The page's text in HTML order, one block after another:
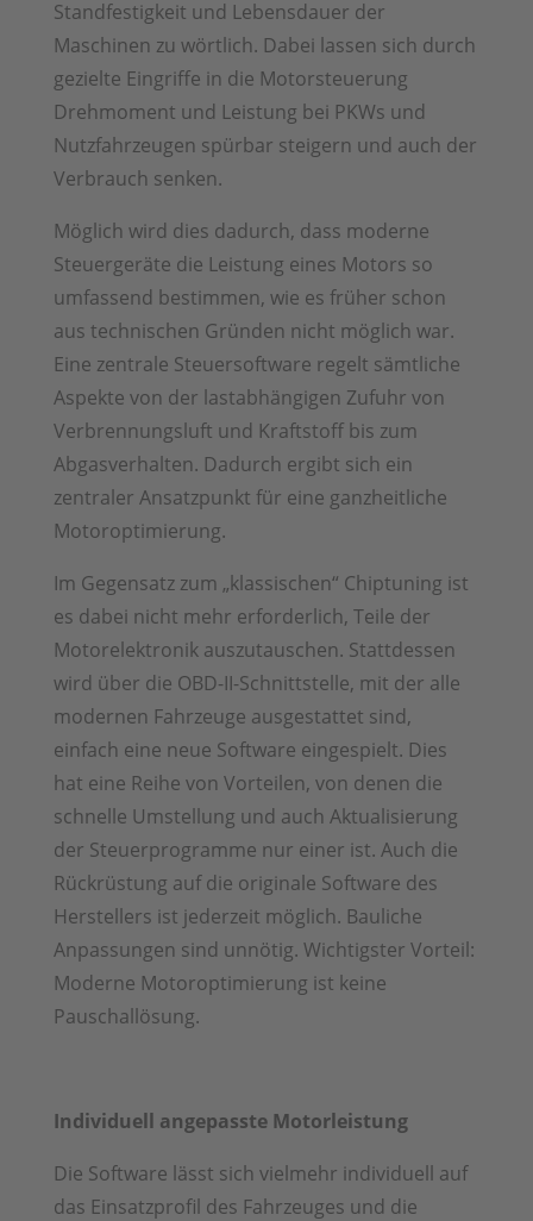
Standfestigkeit und Lebensdauer der
Maschinen zu wörtlich. Dabei lassen sich durch
gezielte Eingriffe in die Motorsteuerung
Drehmoment und Leistung bei PKWs und
Nutzfahrzeugen spürbar steigern und auch der
Verbrauch senken.
Möglich wird dies dadurch, dass moderne
Steuergeräte die Leistung eines Motors so
umfassend bestimmen, wie es früher schon
aus technischen Gründen nicht möglich war.
Eine zentrale Steuersoftware regelt sämtliche
Aspekte von der lastabhängigen Zufuhr von
Verbrennungsluft und Kraftstoff bis zum
Abgasverhalten. Dadurch ergibt sich ein
zentraler Ansatzpunkt für eine ganzheitliche
Motoroptimierung.
Im Gegensatz zum „klassischen“ Chiptuning ist
es dabei nicht mehr erforderlich, Teile der
Motorelektronik auszutauschen. Stattdessen
wird über die OBD-II-Schnittstelle, mit der alle
modernen Fahrzeuge ausgestattet sind,
einfach eine neue Software eingespielt. Dies
hat eine Reihe von Vorteilen, von denen die
schnelle Umstellung und auch Aktualisierung
der Steuerprogramme nur einer ist. Auch die
Rückrüstung auf die originale Software des
Herstellers ist jederzeit möglich. Bauliche
Anpassungen sind unnötig. Wichtigster Vorteil:
Moderne Motoroptimierung ist keine
Pauschallösung.
Individuell angepasste Motorleistung
Die Software lässt sich vielmehr individuell auf
das Einsatzprofil des Fahrzeuges und die